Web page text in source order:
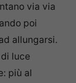
via via
poi
allungarsi.
luce
più al